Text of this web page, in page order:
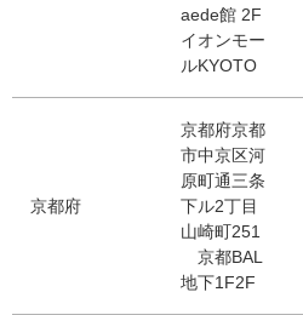
aede館 2F
イオンモー
ルKYOTO
京都府
京都府京都
市中京区河
原町通三条
下ル2丁目
山崎町251
京都BAL
地下1F2F